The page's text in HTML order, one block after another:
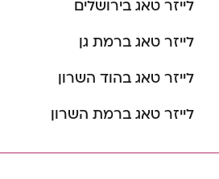
לייזר טאג בירושלים
לייזר טאג ברמת גן
לייזר טאג בהוד השרון
לייזר טאג ברמת השרון